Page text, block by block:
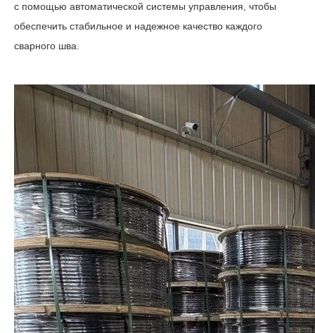
с помощью автоматической системы управления, чтобы
обеспечить стабильное и надежное качество каждого
сварного шва.